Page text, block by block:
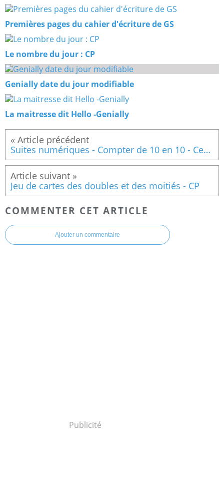
Premières pages du cahier d'écriture de GS
Le nombre du jour : CP
Genially date du jour modifiable
La maitresse dit Hello -Genially
Suites numériques - Compter de 10 en 10 - Ce1-Ce2
Jeu de cartes des doubles et des moitiés - CP
COMMENTER CET ARTICLE
Ajouter un commentaire
Publicité